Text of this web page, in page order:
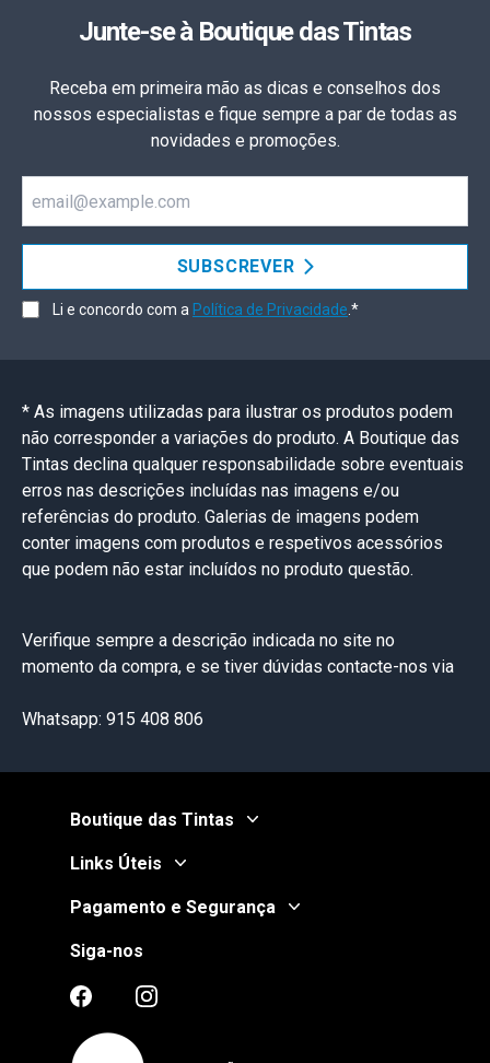
Junte-se à Boutique das Tintas
Receba em primeira mão as dicas e conselhos dos
nossos especialistas e fique sempre a par de todas as
novidades e promoções.
SUBSCREVER
Li e concordo com a Política de Privacidade .*
* As imagens utilizadas para ilustrar os produtos podem
não corresponder a variações do produto. A Boutique das
Tintas declina qualquer responsabilidade sobre eventuais
erros nas descrições incluídas nas imagens e/ou
referências do produto. Galerias de imagens podem
conter imagens com produtos e respetivos acessórios
que podem não estar incluídos no produto questão.
Verifique sempre a descrição indicada no site no
momento da compra, e se tiver dúvidas contacte-nos via
Whatsapp: 915 408 806
Boutique das Tintas
Links Úteis
Pagamento e Segurança
Siga-nos